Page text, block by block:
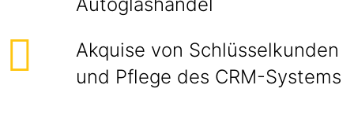
Akquise von Schlüsselkunden
und Pflege des CRM-Systems